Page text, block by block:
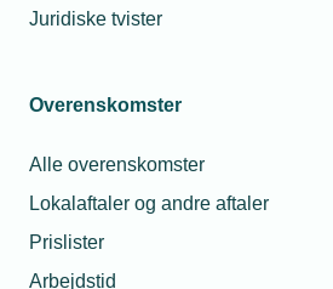
Juridiske tvister
Overenskomster
Alle overenskomster
Lokalaftaler og andre aftaler
Prislister
Arbejdstid